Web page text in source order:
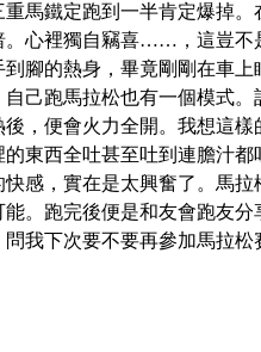
馬鐵定跑到一半肯定爆掉
心裡獨自竊喜……，這豈不
腳的熱身，畢竟剛剛在車
己跑馬拉松也有一個模式
，便會火力全開。我想這
東西全吐甚至吐到連膽汁
感，實在是太興奮了。馬
。跑完後便是和友會跑友
我下次要不要再參加馬拉